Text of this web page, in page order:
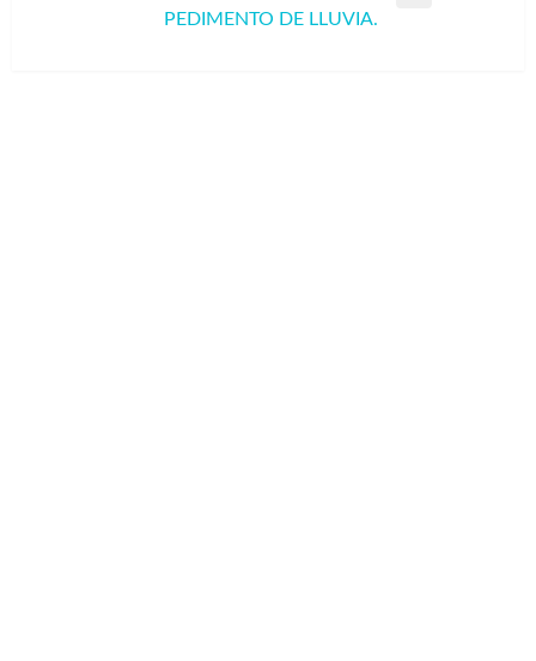
PEDIMENTO DE LLUVIA.